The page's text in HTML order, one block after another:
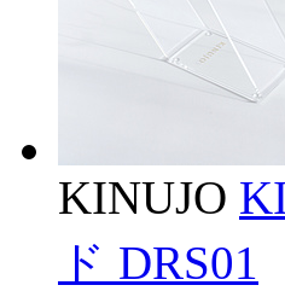
KINUJO
ド DRS01